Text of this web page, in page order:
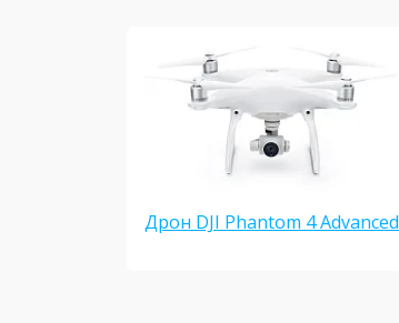
Дрон DJI Phantom 4 Advanced